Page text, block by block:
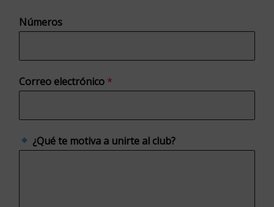
¿
Q
N
m
b
Números
Correo electrónico *
¿Qué te motiva a unirte al club?